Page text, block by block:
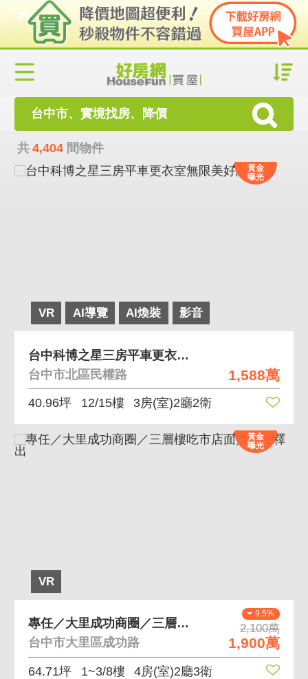
台中市、實境找房、降價
共 4,404 間物件
VR AI導覽 AI煥裝 影音
黃金
曝光
1,588萬
台中科博之星三房平車更衣室無限美好綠園道
台中市北區民權路
40.96坪 12/15樓 3房(室)2廳2衛
VR
黃金
曝光
9.5%
2,100萬
1,900萬
專任／大里成功商圈／三層樓吃市店面／唯一釋出
台中市大里區成功路
64.71坪 1~3/8樓 4房(室)2廳3衛